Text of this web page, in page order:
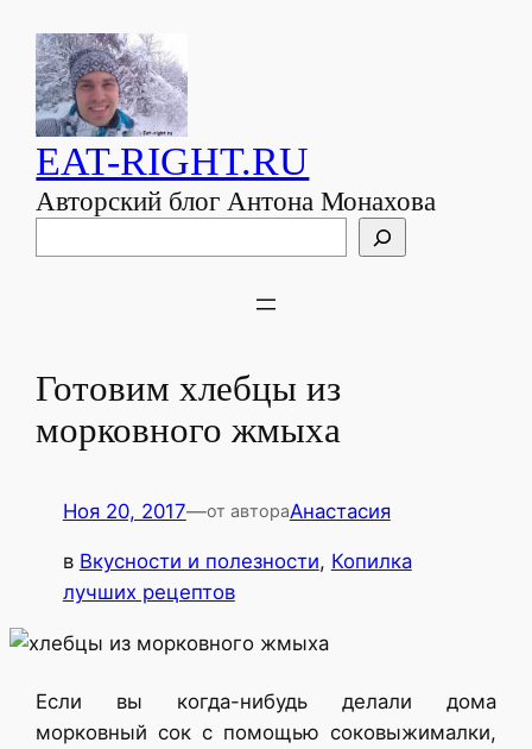
EAT-RIGHT.RU
Авторский блог Антона Монахова
Готовим хлебцы из
морковного жмыха
Ноя 20, 2017—от автораАнастасия
в Вкусности и полезности, Копилка
лучших рецептов
Если вы когда-нибудь делали дома
морковный сок с помощью соковыжималки,